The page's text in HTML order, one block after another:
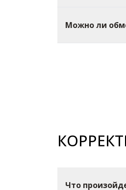
Можно ли
Что